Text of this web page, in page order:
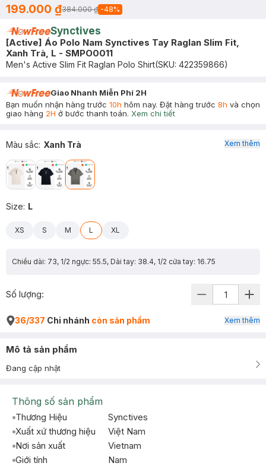
199.000 ₫384.000 ₫ -48%
Synctives
[Active] Áo Polo Nam Synctives Tay Raglan Slim Fit,
Xanh Trà, L - SMPO0011
Men's Active Slim Fit Raglan Polo Shirt(SKU: 422359866)
Giao Nhanh Miễn Phí 2H
Bạn muốn nhận hàng trước 10h hôm nay. Đặt hàng trước 8h và chọn
giao hàng 2H ở bước thanh toán. Xem chi tiết
Màu sắc: Xanh Trà
Size: L
XS S M L XL
Chiều dài: 73, 1/2 ngực: 55.5, Dài tay: 38.4, 1/2 cửa tay: 16.75
Xem thêm
Số lượng:
36/337 Chi nhánh còn sản phẩm Xem thêm
Mô tả sản phẩm
Đang cập nhật
Thông số sản phẩm
Thương Hiệu
Synctives
Xuất xứ thương hiệu
Việt Nam
Nơi sản xuất
Vietnam
Giới tính
Nam